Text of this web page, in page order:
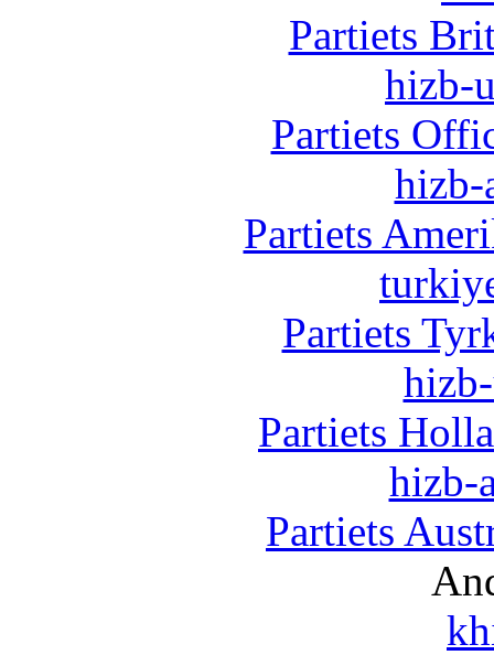
Partiets
hizb-
Partiets
hizb-
Partiets
Partiets
Partiets
hizb-
Partiets